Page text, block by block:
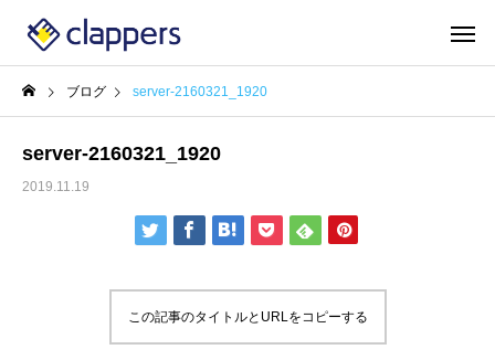
ブログ server-2160321_1920
server-2160321_1920
2019.11.19
この記事のタイトルとURLをコピーする